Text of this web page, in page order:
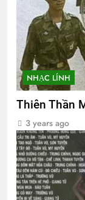
NHẠC LÍNH
Thiên Thần
3 years ago